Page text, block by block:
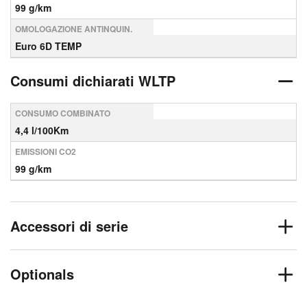
99 g/km
OMOLOGAZIONE ANTINQUIN.
Euro 6D TEMP
Consumi dichiarati WLTP
CONSUMO COMBINATO
4,4 l/100Km
EMISSIONI CO2
99 g/km
Accessori di serie
Optionals